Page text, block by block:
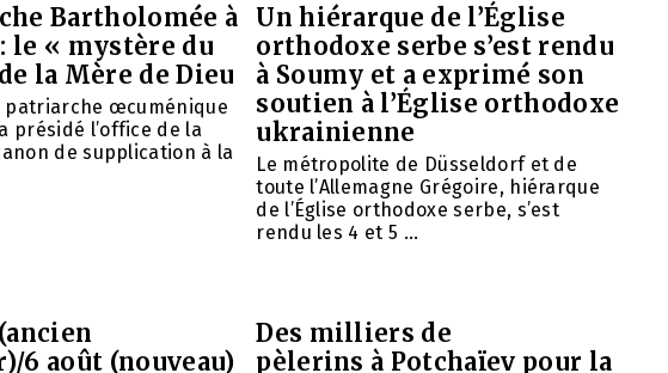
Bartholomée à
le « mystère du
la Mère de Dieu
patriarche œcuménique
présidé l’office de la
de supplication à la
Un hiérarque de l’Église
orthodoxe serbe s’est rendu
à Soumy et a exprimé son
soutien à l’Église orthodoxe
ukrainienne
Le métropolite de Düsseldorf et de
toute l’Allemagne Grégoire, hiérarque
de l’Église orthodoxe serbe, s’est
rendu les 4 et 5 ...
6 août (nouveau)
Des milliers de
pèlerins à Potchaïev pour la